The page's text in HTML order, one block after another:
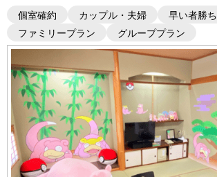
個室確約
カップル・夫婦
早い者勝ち
ファミリープラン
グループプラン